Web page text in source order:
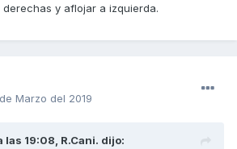
y aflojar a izquierda.
Marzo del 2019
las 19:08, R.Cani. dijo: